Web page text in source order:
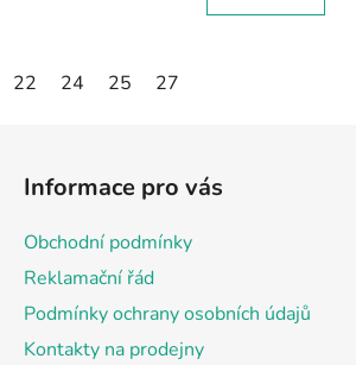
22 24 25 27
Informace pro vás
Obchodní podmínky
Reklamační řád
Podmínky ochrany osobních údajů
Kontakty na prodejny